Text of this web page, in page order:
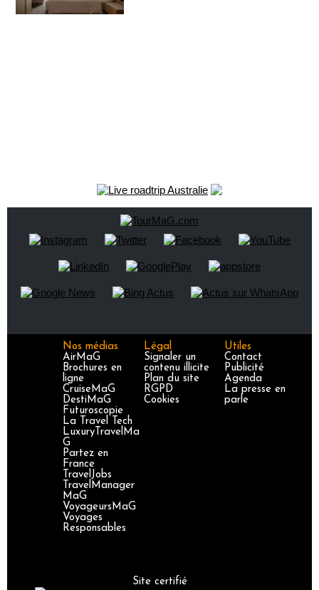
Nos médias
AirMaG
Brochures en
ligne
CruiseMaG
DestiMaG
Futuroscopie
La Travel Tech
LuxuryTravelMa
G
Partez en
France
TravelJobs
TravelManager
MaG
VoyageursMaG
Voyages
Responsables
Légal
Signaler un
contenu illicite
Plan du site
RGPD
Cookies
Utiles
Contact
Publicité
Agenda
La presse en
parle
Site certifié